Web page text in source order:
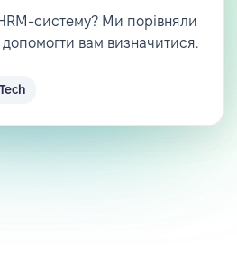
систему? Ми порівняли
вам визначитися.